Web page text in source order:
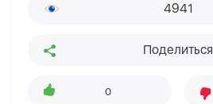
4941
Поделиться
0